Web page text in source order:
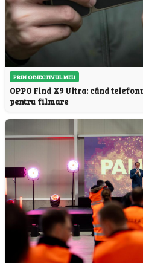
PRIN OBIECTIVUL MEU
OPPO Find X9 Ultra: când
pentru filmare